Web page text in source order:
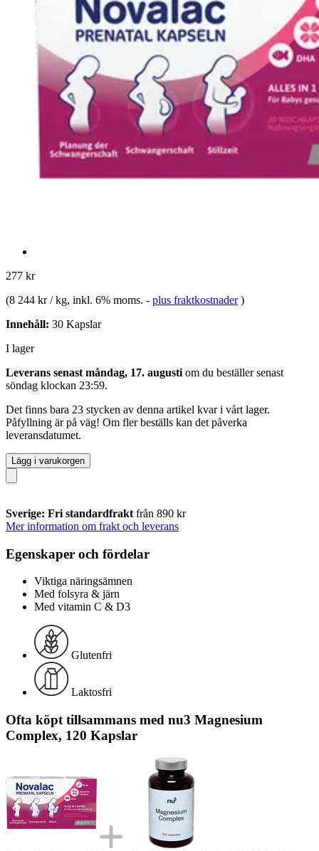
277 kr
(8 244 kr / kg, inkl. 6% moms. - plus fraktkostnader )
Innehåll: 30 Kapslar
I lager
Leverans senast måndag, 17. augusti om du beställer senast
söndag klockan 23:59.
Det finns bara 23 stycken av denna artikel kvar i vårt lager.
Påfyllning är på väg! Om fler beställs kan det påverka
leveransdatumet.
Lägg i varukorgen
Sverige: Fri standardfrakt från 890 kr
Mer information om frakt och leverans
Egenskaper och fördelar
Viktiga näringsämnen
Med folsyra & järn
Med vitamin C & D3
Glutenfri
Laktosfri
Ofta köpt tillsammans med nu3 Magnesium
Complex, 120 Kapslar